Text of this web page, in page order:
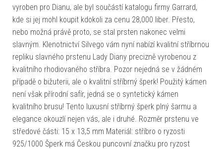
vyroben pro Dianu, ale byl součástí katalogu firmy Garrard,
kde si jej mohl koupit kdokoli za cenu 28,000 liber. Přesto,
nebo možná právě proto, se stal prsten nakonec velmi
slavným. Klenotnictví Silvego vám nyní nabízí kvalitní stříbrnou
repliku slavného prstenu Lady Diany precizně vyrobenou z
kvalitního rhodiovaného stříbra. Pozor nejedná se v žádném
případě o bižuterii, ale o kvalitní stříbrný šperk! Použitý kámen
není však přírodní safír, jedná se o syntetický kámen
kvalitního brusu! Tento luxusní stříbrný šperk plný šarmu a
elegance okouzlí nejen vás, ale i druhé. Rozměr prstenu ve
středové části: 15 x 13,5 mm Materiál: stříbro o ryzosti
925/1000 Šperk má Českou puncovní značku pro ryzost